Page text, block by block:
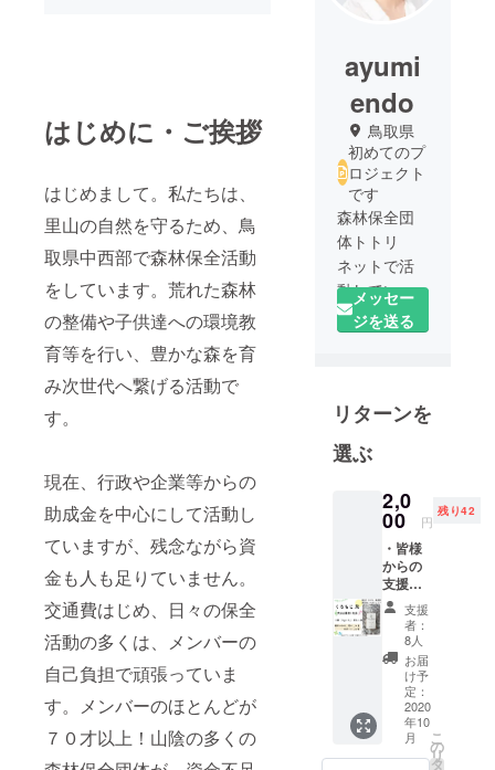
はじめに・ご挨拶
はじめまして。私たちは、
里山の自然を守るため、鳥
取県中西部で森林保全活動
をしています。荒れた森林
の整備や子供達への環境教
育等を行い、豊かな森を育
み次世代へ繋げる活動で
す。
現在、行政や企業等からの
助成金を中心にして活動し
ていますが、残念ながら資
金も人も足りていません。
交通費はじめ、日々の保全
活動の多くは、メンバーの
自己負担で頑張っていま
す。メンバーのほとんどが
７０才以上！山陰の多くの
ayumi
endo
鳥取県
初めてのプ
ロジェクト
です
森林保全団
体トトリ
ネットで活
動していま
す。
私は小さな
❤️
を信じて
から。
自然の中
で、子供た
ちの冒険心
は無限大。
一緒にいる
だけで楽し
私は森づく
りが大好き
メッセー
ジを送る
リターンを
選ぶ
2,0
00 円
残り42
・皆様
からの
支援金
で作っ
た「く
ろもじ
茶」を
提供し
ます。
くろも
じ茶 蒸
らし用
３g×６
支援
者：
8人
お届
け予
定：
2020
年10
月
こ
の
リ
タ